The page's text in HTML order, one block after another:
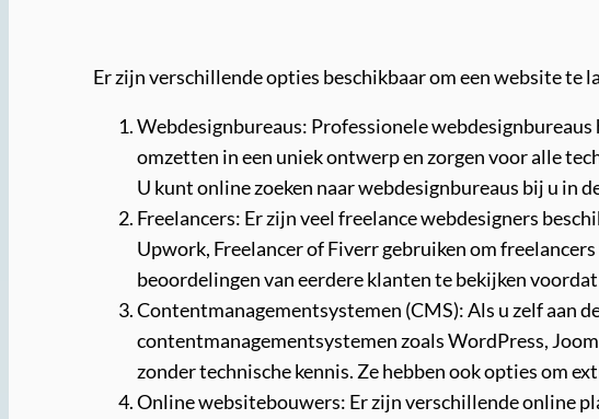
Er zijn verschillende opties beschikbaar om een website te
Webdesignbureaus: Professionele
omzetten in een uniek ontwerp en zorgen voor alle
U kunt online zoeken naar webdesignbureaus bij u in
Freelancers: Er zijn veel freelance webdesigners
Upwork, Freelancer of Fiverr gebruiken om
beoordelingen van eerdere klanten te bekijken
Contentmanagementsystemen (CMS): Als u zelf aan
contentmanagementsystemen zoals WordPress,
zonder technische kennis. Ze hebben ook opties om
Online websitebouwers: Er zijn verschillende online